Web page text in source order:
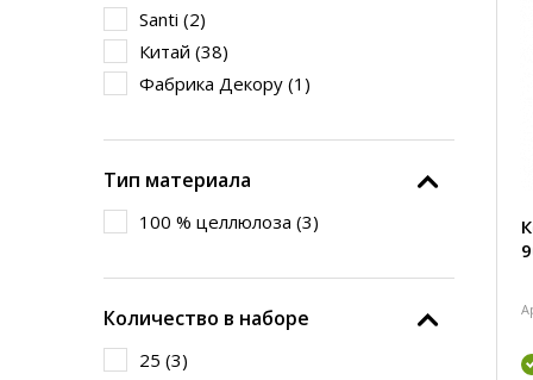
Santi (2)
Китай (38)
Фабрика Декору (1 )
Тип материала
100 % целлюлоза (3)
Количество в наборе
25 (3)